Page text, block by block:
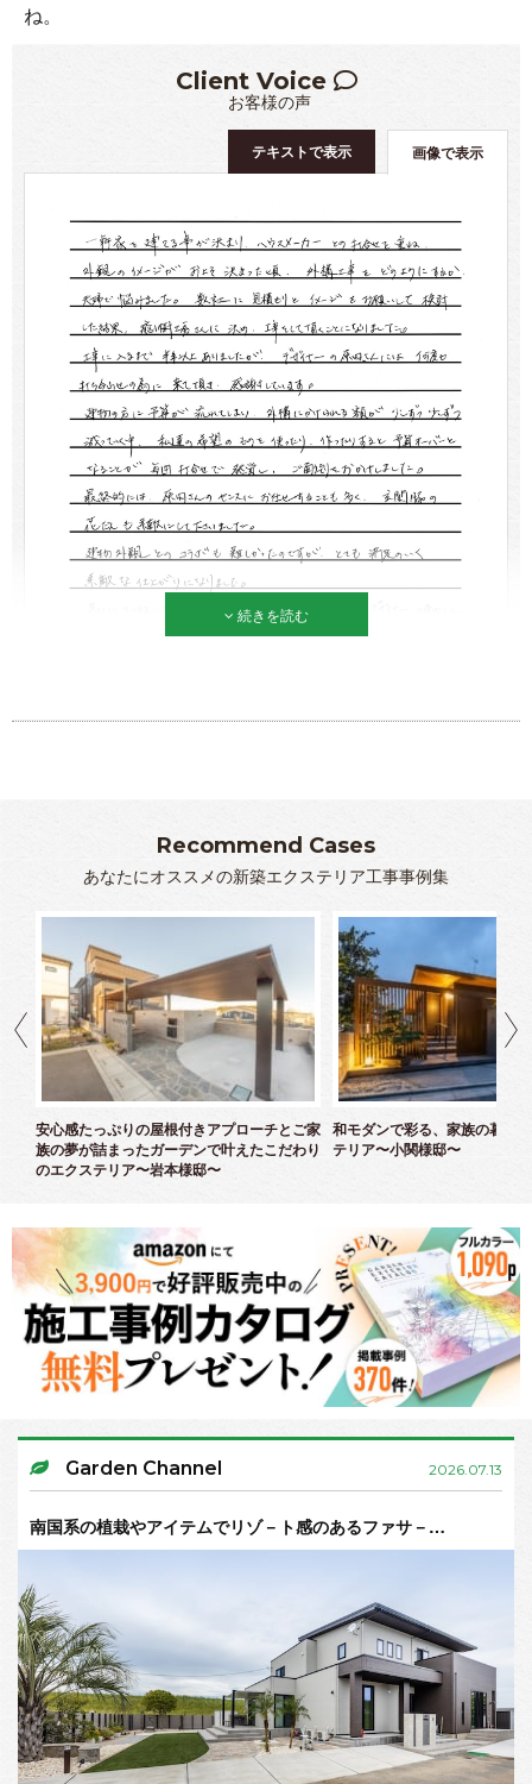
ね。
Client Voice
お客様の声
画像で表示
テキストで表示
続きを読む
Recommend Cases
あなたにオススメの新築エクステリア工事事例集
安心感たっぷりの屋根付きアプローチとご家
族の夢が詰まったガーデンで叶えたこだわり
のエクステリア〜岩本様邸〜
和モダンで彩る、家族の暮ら
テリア〜小関様邸〜
Garden Channel 2026.07.13
南国系の植栽やアイテムでリゾ－ト感のあるファサ－…